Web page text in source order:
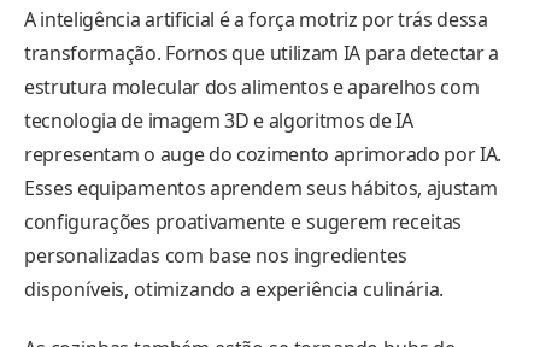
A inteligência artificial é a força motriz por trás dessa
transformação. Fornos que utilizam IA para detectar a
estrutura molecular dos alimentos e aparelhos com
tecnologia de imagem 3D e algoritmos de IA
representam o auge do cozimento aprimorado por IA.
Esses equipamentos aprendem seus hábitos, ajustam
configurações proativamente e sugerem receitas
personalizadas com base nos ingredientes
disponíveis, otimizando a experiência culinária.